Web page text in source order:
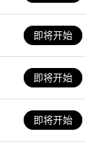
即将开始
即将开始
即将开始